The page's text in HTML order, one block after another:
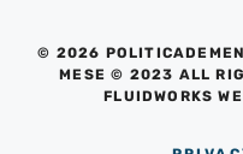
© 2026
MESE © 2023 ALL
FLUIDWORKS